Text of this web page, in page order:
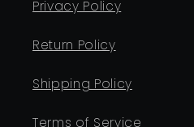
Privacy Policy
Return Policy
Shipping Policy
Terms of Service